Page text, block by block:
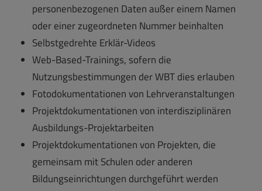
personenbezogenen Daten außer einem Namen
oder einer zugeordneten Nummer beinhalten
Selbstgedrehte Erklär-Videos
Web-Based-Trainings, sofern die
Nutzungsbestimmungen der WBT dies erlauben
Fotodokumentationen von Lehrveranstaltungen
Projektdokumentationen von interdisziplinären
Ausbildungs-Projektarbeiten
Projektdokumentationen von Projekten, die
gemeinsam mit Schulen oder anderen
Bildungseinrichtungen durchgeführt werden